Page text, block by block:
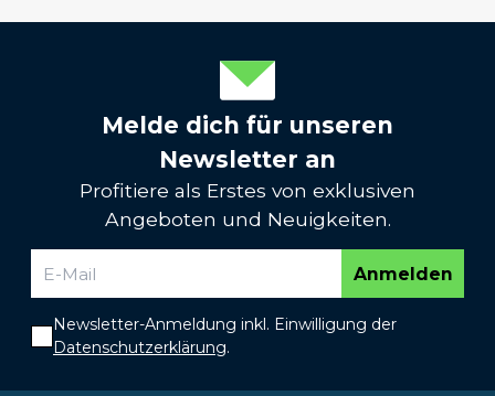
Melde dich für unseren
Newsletter an
Profitiere als Erstes von exklusiven
Angeboten und Neuigkeiten.
Anmelden
Newsletter-Anmeldung inkl. Einwilligung der
Datenschutzerklärung.